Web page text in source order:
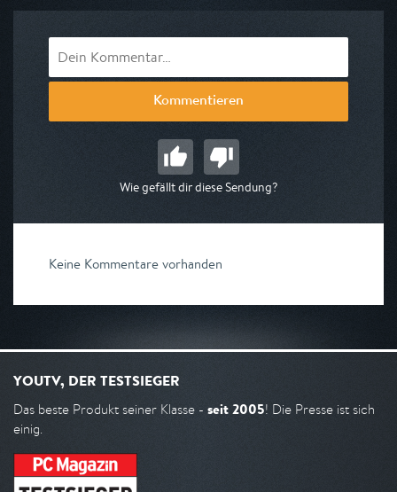
Kommentieren
Wie gefällt dir diese Sendung?
Keine Kommentare vorhanden
YOUTV, DER TESTSIEGER
Das beste Produkt seiner Klasse - seit 2005! Die Presse ist sich
einig.